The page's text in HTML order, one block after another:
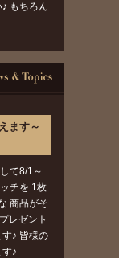
もちろん
ます～
て8/1～
チを 1枚
商品がそ
レゼント
♪ 皆様の
♪